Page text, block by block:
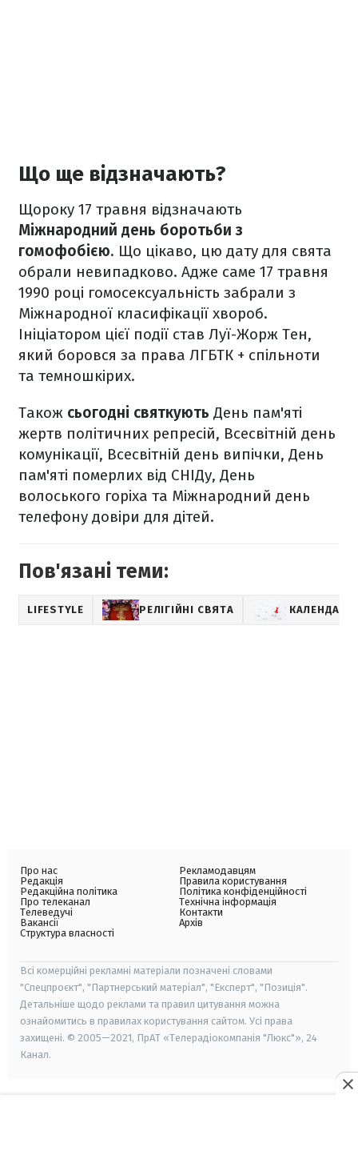
Що ще відзначають?
Щороку 17 травня відзначають
Міжнародний день боротьби з
гомофобією. Що цікаво, цю дату для свята
обрали невипадково. Адже саме 17 травня
1990 році гомосексуальність забрали з
Міжнародної класифікації хвороб.
Ініціатором цієї події став Луї-Жорж Тен,
який боровся за права ЛГБТК + спільноти
та темношкірих.
Також сьогодні святкують День пам'яті
жертв політичних репресій, Всесвітній день
комунікації, Всесвітній день випічки, День
пам'яті померлих від СНІДу, День
волоського горіха та Міжнародний день
телефону довіри для дітей.
Пов'язані теми:
LIFESTYLE РЕЛІГІЙНІ СВЯТА КАЛЕНДАР
Про нас
Редакція
Редакційна політика
Про телеканал
Телеведучі
Вакансії
Структура власності
Рекламодавцям
Правила користування
Політика конфіденційності
Технічна інформація
Контакти
Архів
Всі комерційні рекламні матеріали позначені словами
"Спецпроєкт", "Партнерський матеріал", "Експерт", "Позиція".
Детальніше щодо реклами та правил цитування можна
ознайомитись в правилах користування сайтом. Усі права
захищені. © 2005—2021, ПрАТ «Телерадіокомпанія "Люкс"», 24
Канал.